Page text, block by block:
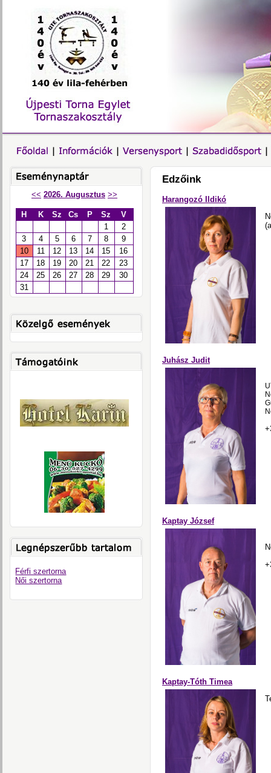
<< 2026. Augusztus >>
H K Sz Cs P Sz
V
1
2
3
4 5 6 7 8
9
10
11 12 13 14 15
16
17
18 19 20 21 22
23
24
25 26 27 28 29
30
31
Férfi szertorna
Női szertorna
Edzőink
Harangozó Ildikó
Juhász Judit
Kaptay József
Kaptay-Tóth Timea